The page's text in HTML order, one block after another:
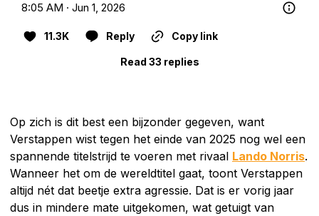
8:05 AM · Jun 1, 2026
11.3K Reply Copy link
Read 33 replies
Op zich is dit best een bijzonder gegeven, want
Verstappen wist tegen het einde van 2025 nog wel een
spannende titelstrijd te voeren met rivaal Lando Norris.
Wanneer het om de wereldtitel gaat, toont Verstappen
altijd nét dat beetje extra agressie. Dat is er vorig jaar
dus in mindere mate uitgekomen, wat getuigt van